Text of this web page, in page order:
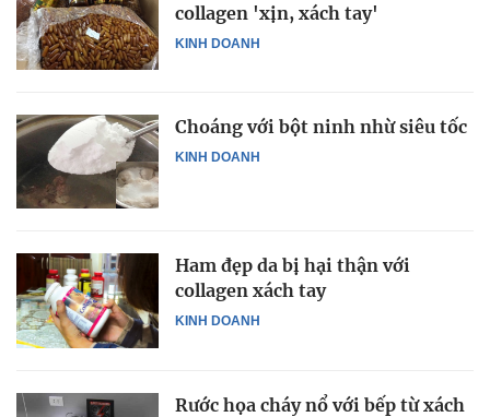
KINH DOANH
collagen 'xịn, xách tay'
KINH DOANH
Choáng với bột ninh nhừ siêu tốc
KINH DOANH
Ham đẹp da bị hại thận với
collagen xách tay
Rước họa cháy nổ với bếp từ xách